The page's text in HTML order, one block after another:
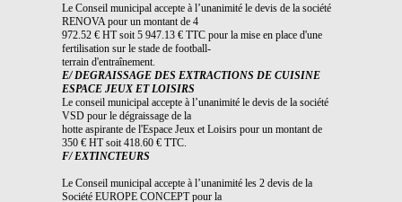
Le Conseil municipal accepte à l’unanimité le devis de la société
RENOVA pour un montant de 4
972.52 € HT soit 5 947.13 € TTC pour la mise en place d'une
fertilisation sur le stade de football-
terrain d'entraînement.
E/ DEGRAISSAGE DES EXTRACTIONS DE CUISINE
ESPACE JEUX ET LOISIRS
Le conseil municipal accepte à l’unanimité le devis de la société
VSD pour le dégraissage de la
hotte aspirante de l'Espace Jeux et Loisirs pour un montant de
350 € HT soit 418.60 € TTC.
F/ EXTINCTEURS
Le Conseil municipal accepte à l’unanimité les 2 devis de la
Société EUROPE CONCEPT pour la